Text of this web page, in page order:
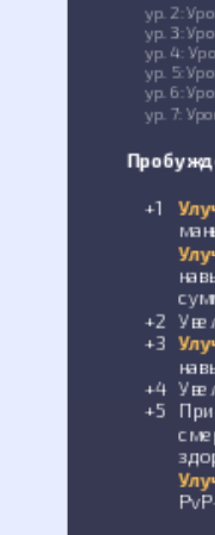
ур. 2:
ур. 3:
ур. 4:
ур. 5:
ур. 6:
ур. 7:
+1
+2
+3
+4
+5
При